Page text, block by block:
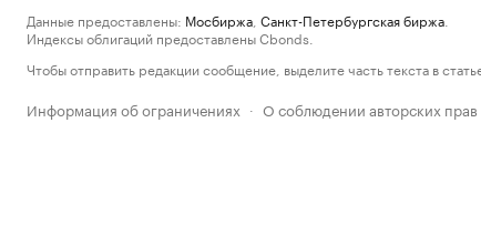
Данные предоставлены: Мосбиржа Санкт-Петербургская биржа
Индексы облигаций предоставлены Cbonds.
Чтобы отправить редакции сообщение, выделите часть текста в
Информация об ограничениях · О соблюдении авторских прав